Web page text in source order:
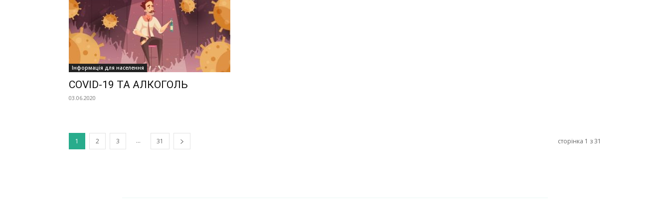
Інформація для населення
COVID-19 ТА АЛКОГОЛЬ
03.06.2020
1 2 3 ... 31 сторінка 1 з 31